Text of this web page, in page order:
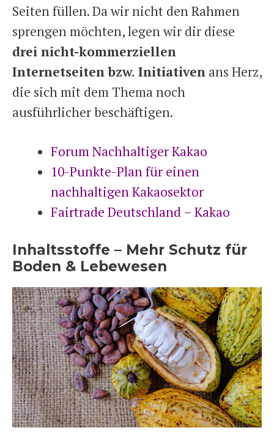
Seiten füllen. Da wir nicht den Rahmen
sprengen möchten, legen wir dir diese
drei nicht-kommerziellen
Internetseiten bzw. Initiativen ans Herz,
die sich mit dem Thema noch
ausführlicher beschäftigen.
Forum Nachhaltiger Kakao
10-Punkte-Plan für einen
nachhaltigen Kakaosektor
Fairtrade Deutschland – Kakao
Inhaltsstoffe – Mehr Schutz für
Boden & Lebewesen